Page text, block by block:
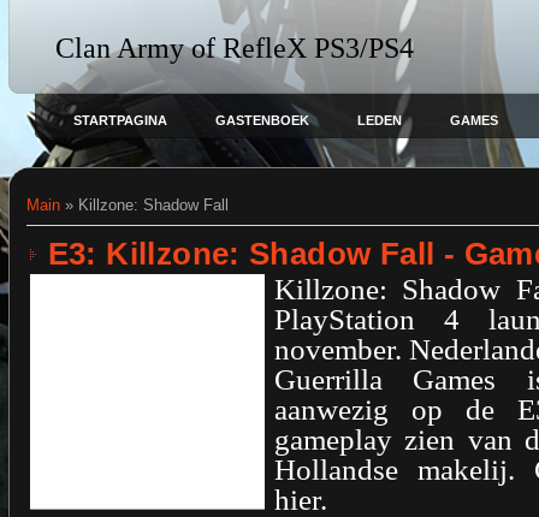
Clan Army of RefleX PS3/PS4
STARTPAGINA GASTENBOEK LEDEN GAMES
Main» Killzone: Shadow Fall
E3: Killzone: Shadow Fall -
Killzone: Shadow
PlayStation 4
november.
Guerrilla Games
aanwezig op de
gameplay zien van
Hollandse makelij.
hier.